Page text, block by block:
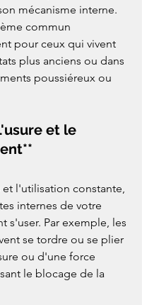
mécanisme interne.
commun
pour ceux qui vivent
plus anciens ou dans
poussiéreux ou
et le
l'utilisation constante,
internes de votre
s'user. Par exemple, les
se tordre ou se plier
ou d'une force
le blocage de la